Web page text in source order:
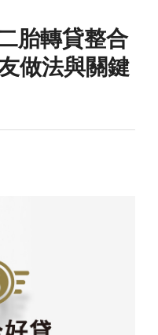
胎轉貸整合
做法與關鍵